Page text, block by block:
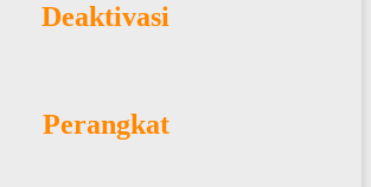
Deaktivasi
Perangkat